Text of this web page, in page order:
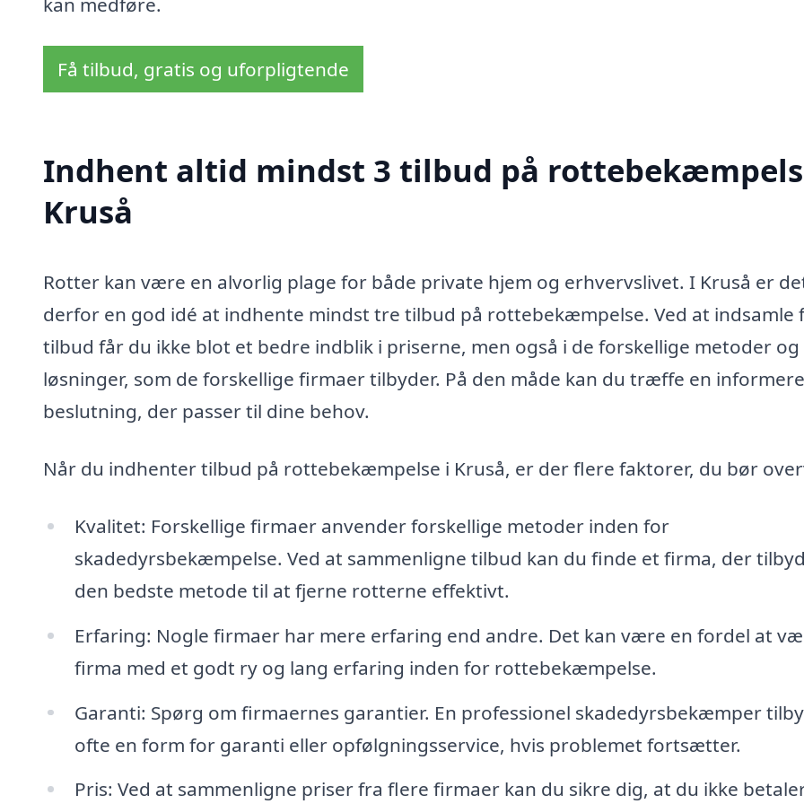
Få tilbud, gratis og uforpligtende
Indhent altid mindst 3 tilbud på
Kruså
Rotter kan være en alvorlig plage for både private hjem og erhvervslivet. I Kruså er
derfor en god idé at indhente mindst tre tilbud på rottebekæmpelse. Ved at indsamle
tilbud får du ikke blot et bedre indblik i priserne, men også i de forskellige metoder og
løsninger, som de forskellige firmaer tilbyder. På den måde kan du træffe en
beslutning, der passer til dine behov.
Når du indhenter tilbud på rottebekæmpelse i Kruså, er der flere faktorer, du bør
Kvalitet: Forskellige firmaer anvender forskellige metoder inden for
skadedyrsbekæmpelse. Ved at sammenligne tilbud kan du finde et firma, der
den bedste metode til at fjerne rotterne effektivt.
Erfaring: Nogle firmaer har mere erfaring end andre. Det kan være en fordel at
firma med et godt ry og lang erfaring inden for rottebekæmpelse.
Garanti: Spørg om firmaernes garantier. En professionel skadedyrsbekæmper
ofte en form for garanti eller opfølgningsservice, hvis problemet fortsætter.
Pris: Ved at sammenligne priser fra flere firmaer kan du sikre dig, at du ikke